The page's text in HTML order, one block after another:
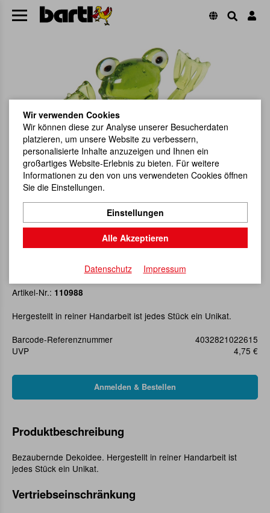
Glas-Frosch mit Herz
Artikel-Nr.: 110988
Hergestellt in reiner Handarbeit ist jedes Stück ein Unikat.
Barcode-Referenznummer
4032821022615
UVP
4,75 €
Produktbeschreibung
Bezaubernde Dekoidee. Hergestellt in reiner Handarbeit ist
jedes Stück ein Unikat.
Vertriebseinschränkung
Wir verwenden Cookies
Wir können diese zur Analyse unserer Besucherdaten
platzieren, um unsere Website zu verbessern,
personalisierte Inhalte anzuzeigen und Ihnen ein
großartiges Website-Erlebnis zu bieten. Für weitere
Informationen zu den von uns verwendeten Cookies öffnen
Sie die Einstellungen.
Einstellungen
Alle Akzeptieren
Datenschutz Impressum